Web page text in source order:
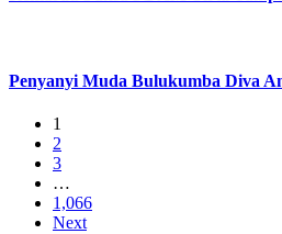
Penyanyi Muda Bulukumba Diva
1
2
3
…
1,066
Next